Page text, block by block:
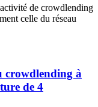
de crowdlending
celle du réseau
crowdlending à
de 4